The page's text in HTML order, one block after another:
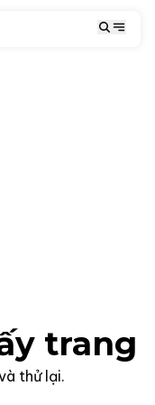
trang
thử lại.